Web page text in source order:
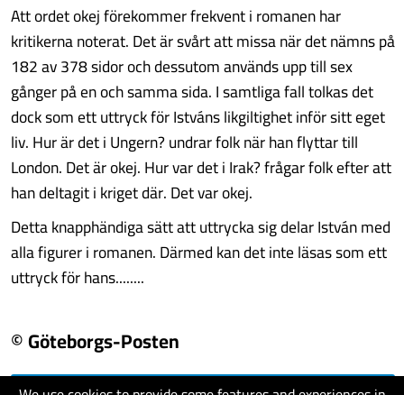
Att ordet okej förekommer frekvent i romanen har
kritikerna noterat. Det är svårt att missa när det nämns på
182 av 378 sidor och dessutom används upp till sex
gånger på en och samma sida. I samtliga fall tolkas det
dock som ett uttryck för Istváns likgiltighet inför sitt eget
liv. Hur är det i Ungern? undrar folk när han flyttar till
London. Det är okej. Hur var det i Irak? frågar folk efter att
han deltagit i kriget där. Det var okej.
Detta knapphändiga sätt att uttrycka sig delar István med
alla figurer i romanen. Därmed kan det inte läsas som ett
uttryck för hans........
© Göteborgs-Posten